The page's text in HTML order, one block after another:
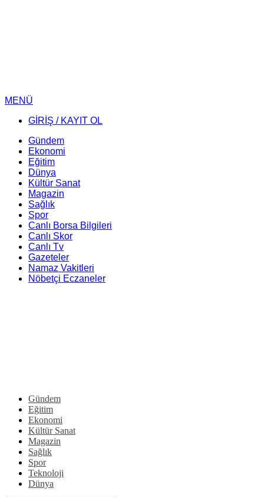
MENÜ
GİRİŞ / KAYIT OL
Gündem
Ekonomi
Eğitim
Dünya
Kültür Sanat
Magazin
Sağlık
Spor
Canlı Borsa Bilgileri
Canlı Skor
Canlı Tv
Gazeteler
Namaz Vakitleri
Nöbetçi Eczaneler
Gündem
Eğitim
Ekonomi
Kültür Sanat
Magazin
Sağlık
Spor
Teknoloji
Dünya